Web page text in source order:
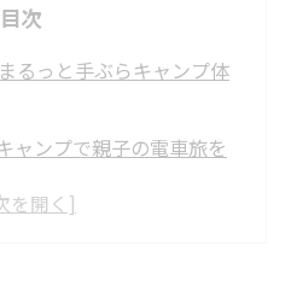
目次
るっと手ぶらキャンプ体
ャンプで親子の電車旅を
るまるっと手ぶらキャン